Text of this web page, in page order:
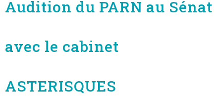
Audition du PARN au Sénat
avec le cabinet
ASTERISQUES